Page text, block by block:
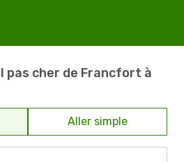
pas cher de Francfort à
Aller simple